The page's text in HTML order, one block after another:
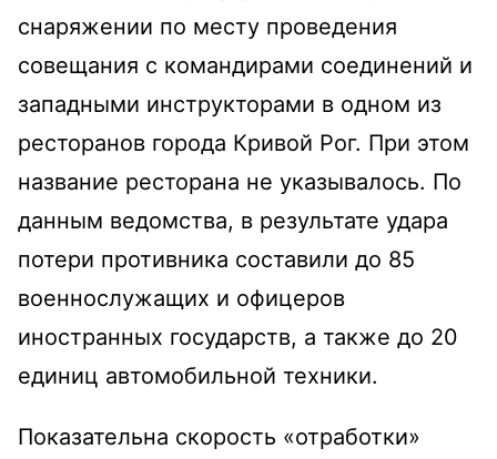
снаряжении по месту проведения
совещания с командирами соединений и
западными инструкторами в одном из
ресторанов города Кривой Рог. При этом
название ресторана не указывалось. По
данным ведомства, в результате удара
потери противника составили до 85
военнослужащих и офицеров
иностранных государств, а также до 20
единиц автомобильной техники.
Показательна скорость «отработки»